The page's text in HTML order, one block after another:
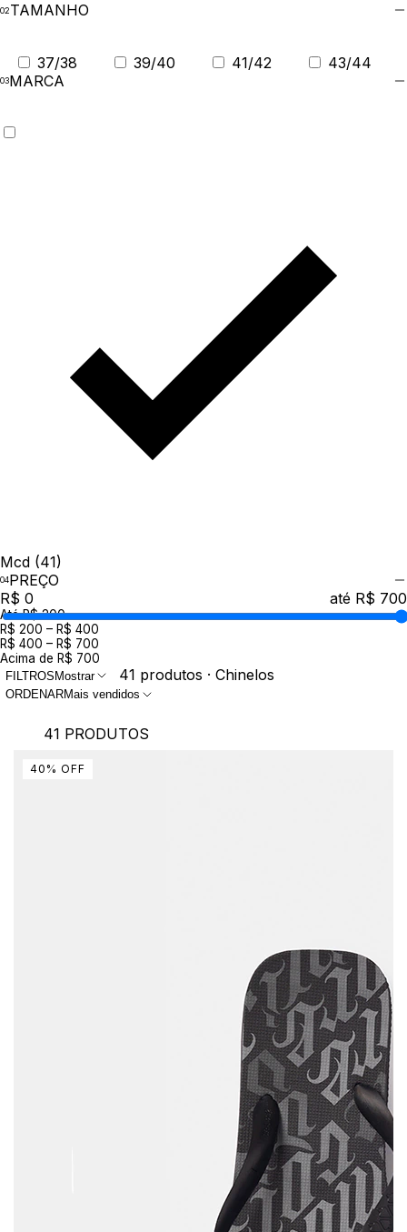
TAMANHO
37/38 39/40 41/42
43/44
MARCA
Mcd (41)
PREÇO
R$ 0
até R$ 700
Até R$ 200
R$ 200 – R$ 400
R$ 400 – R$ 700
Acima de R$ 700
FILTROS Mostrar 41 produtos · Chinelos
ORDENARMais vendidos
41 PRODUTOS
40 % OFF